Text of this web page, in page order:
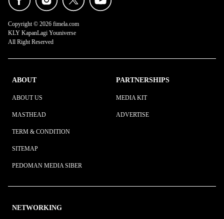
Copyright © 2026 fimela.com
KLY KapanLagi Youniverse
All Right Reserved
ABOUT
ABOUT US
MASTHEAD
TERM & CONDITION
SITEMAP
PEDOMAN MEDIA SIBER
PARTNERSHIPS
MEDIA KIT
ADVERTISE
NETWORKING